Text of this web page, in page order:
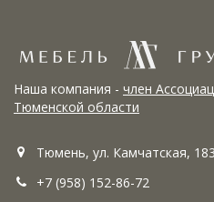
Наша компания - член
Тюменской области
Тюмень, ул. Камчатская, 183
+7 (958) 152-86-72